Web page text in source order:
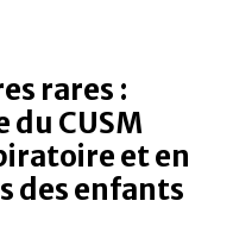
rares :
du CUSM
et en
des enfants